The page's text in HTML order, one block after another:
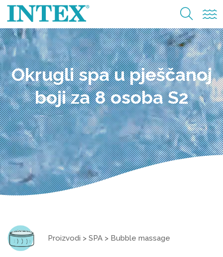
Okrugli spa u pješčanoj
boji za 8 osoba S2
Proizvodi > SPA > Bubble massage